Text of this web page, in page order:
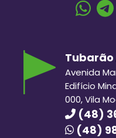
Tubarão
Avenida
Edifício
000, Vila
(48)
(48)